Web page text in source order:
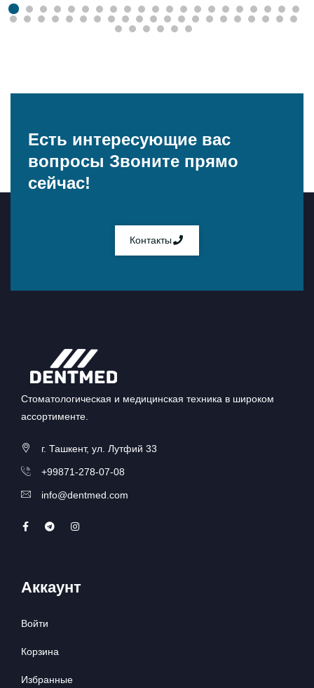
Есть интересующие вас
вопросы Звоните прямо
сейчас!
Контакты
Стоматологическая и медицинская техника в широком
ассортименте.
г. Ташкент, ул. Лутфий 33
+99871-278-07-08
info@dentmed.com
Аккаунт
Войти
Корзина
Избранные